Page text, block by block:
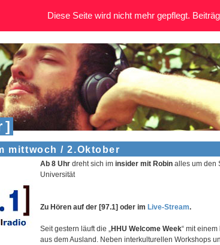
]
mittwoch / 2.Oktober
Ab 8 Uhr dreht sich im insider mit Robin alles um den
Universität
Zu Hören auf der [97.1] oder im Live-Stream.
Seit gestern läuft die „HHU Welcome Week“ mit
aus dem Ausland. Neben interkulturellen Workshops
Diese Seite wird nicht mehr gepflegt.